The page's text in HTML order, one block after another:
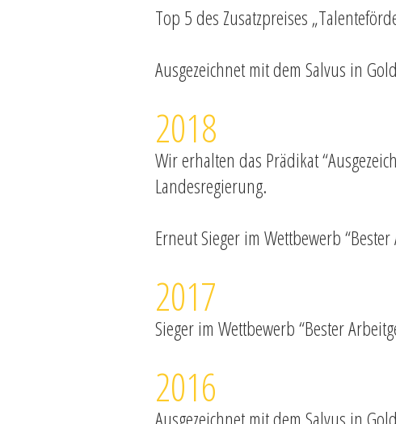
Top 5 des Zusatzpreises
Ausgezeichnet mit dem Salvus in
2018
Wir erhalten das Prädikat
Landesregierung.
Erneut Sieger im Wettbewerb
2017
Sieger im Wettbewerb “Bester
2016